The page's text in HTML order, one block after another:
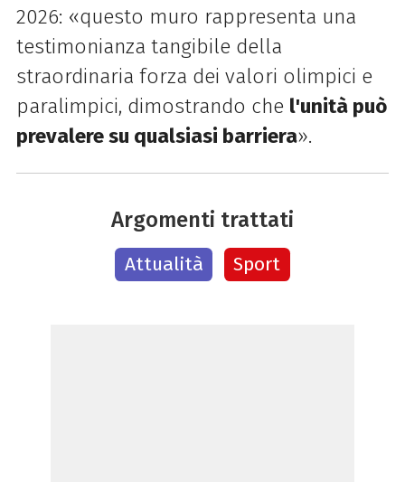
2026: «questo muro rappresenta una
testimonianza tangibile della
straordinaria forza dei valori olimpici e
paralimpici, dimostrando che l'unità può
prevalere su qualsiasi barriera».
Argomenti trattati
Attualità Sport